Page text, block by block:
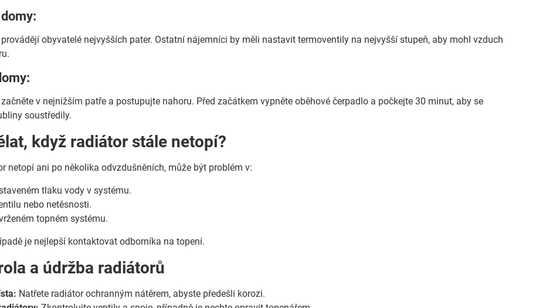
obyvatelé nejvyšších pater. Ostatní nájemníci by měli nastavit termoventily na nejvyšší stupeň, aby mohl vzduch
v nejnižším patře a postupujte nahoru. Před začátkem vypněte oběhové čerpadlo a počkejte 30 minut, aby se
soustředily.
když radiátor stále netopí?
netopí ani po několika odvzdušněních, může být problém v:
tlaku vody v systému.
nebo netěsnosti.
topném systému.
je nejlepší kontaktovat odborníka na topení.
a údržba radiátorů
Natřete radiátor ochranným nátěrem, abyste předešli korozi.